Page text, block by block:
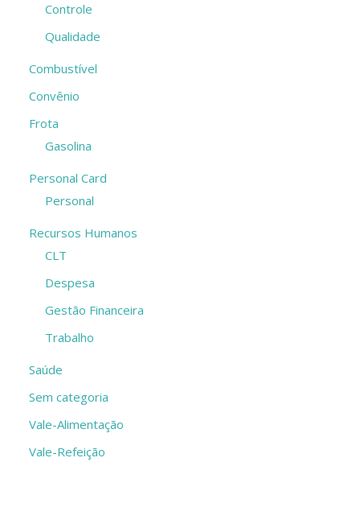
Controle
Qualidade
Combustível
Convênio
Frota
Gasolina
Personal Card
Personal
Recursos Humanos
CLT
Despesa
Gestão Financeira
Trabalho
Saúde
Sem categoria
Vale-Alimentação
Vale-Refeição